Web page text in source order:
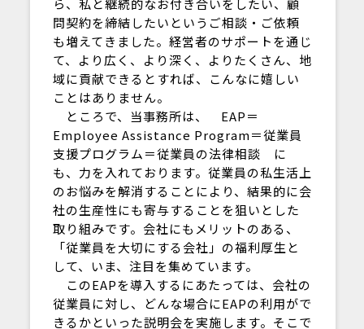
ら、私と継続的なお付き合いをしたい、顧
問契約を締結したいというご相談・ご依頼
も増えてきました。経営者のサポートを通じ
て、より広く、より深く、よりたくさん、地
域に貢献できるとすれば、こんなに嬉しい
ことはありません。
ところで、当事務所は、 EAP＝
Employee Assistance Program＝従業員
支援プログラム＝従業員の法律相談 に
も、力を入れております。従業員の私生活上
のお悩みを解消することにより、結果的に会
社の生産性にも寄与することを狙いとした
取り組みです。会社にもメリットのある、
「従業員を大切にする会社」の福利厚生と
して、いま、注目を集めています。
このEAPを導入するにあたっては、会社の
従業員に対し、どんな場合にEAPの利用がで
きるかといった説明会を実施します。そこで